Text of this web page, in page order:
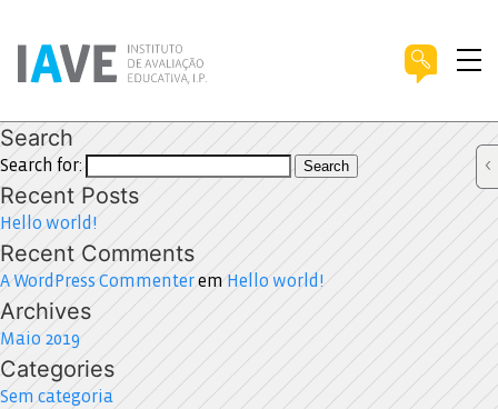
Search
Search for: Search
Recent Posts
Hello world!
Recent Comments
A WordPress Commenterem Hello world!
Archives
Maio 2019
Categories
Sem categoria